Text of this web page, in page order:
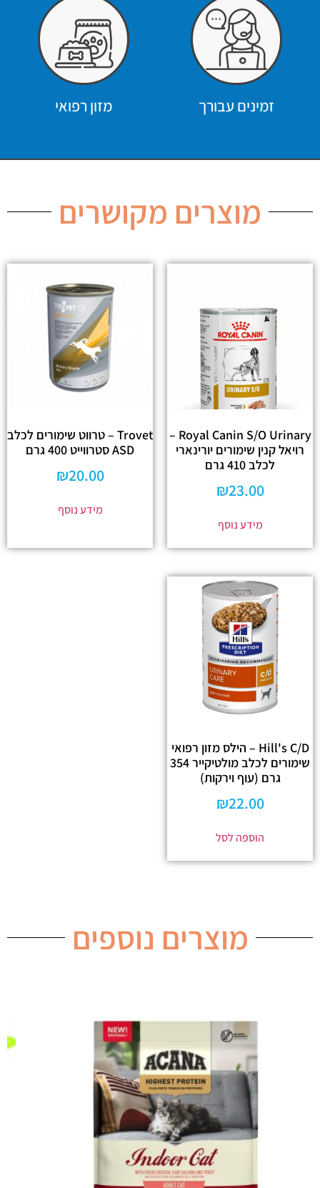
זמינים עבורך מזון רפואי
מוצרים מקושרים
Royal Canin S/O Urinary –
רויאל קנין שימורים יורינארי
לכלב 410 גרם
₪23.00
מידע נוסף
Trovet – טרווט שימורים לכלב
ASD סטרווייט 400 גרם
₪20.00
מידע נוסף
Hill's C/D – הילס מזון רפואי
שימורים לכלב מולטיקייר 354
גרם (עוף וירקות)
₪22.00
הוספה לסל
מוצרים נוספים